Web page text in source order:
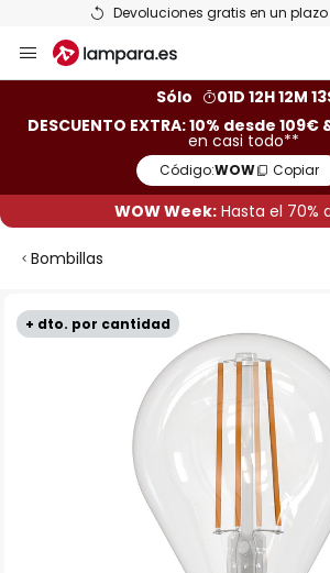
Devoluciones gratis en un
al
Sólo
01D 12H 12M
DESCUENTO EXTRA: 10% desde 109€
en casi todo**
Código:WOW Copiar
WOW Week: Hasta el 70%
Bombillas
+ dto. por cantidad
Saltar
al